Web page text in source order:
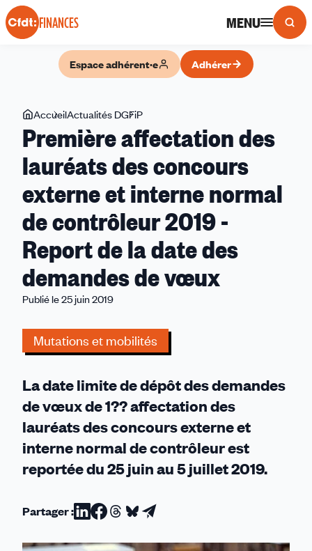
Panneau de gestion des cookies
FINANCES MENU
Espace adhérent·e Adhérer
Vous
êtes
ici
AccueilActualités DGFiP
affectation
lauréats
des
concours
externe
interne
normal
de
-
Report
la
date
des
demandes
de
vœux
Première affectation des
lauréats des concours
externe et interne normal
de contrôleur 2019 -
Report de la date des
demandes de vœux
Publié le 25 juin 2019
Mutations et mobilités
La date limite de dépôt des demandes
de vœux de 1?? affectation des
lauréats des concours externe et
interne normal de contrôleur est
reportée du 25 juin au 5 juillet 2019.
Partager :Partager
sur
Partager
sur
Partager
sur
Partager
sur
Partager
par